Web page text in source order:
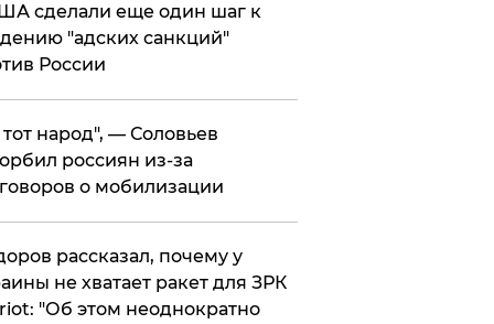
сделали еще один шаг к
"адских санкций"
России
народ", — Соловьев
россиян из-за
о мобилизации
рассказал, почему у
не хватает ракет для ЗРК
"Об этом неоднократно